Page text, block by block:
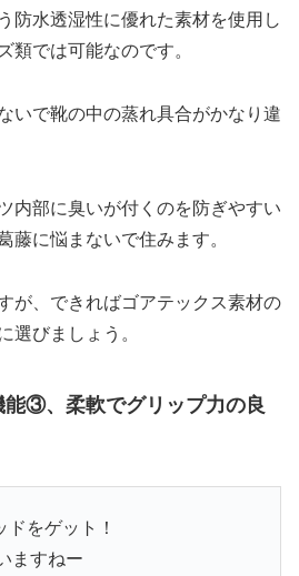
防水透湿性に優れた素材を使用し
類では可能なのです。
いで靴の中の蒸れ具合がかなり違
内部に臭いが付くのを防ぎやすい
藤に悩まないで住みます。
が、できればゴアテックス素材の
選びましょう。
能③、柔軟でグリップ力の良
ドをゲット！
ますねー